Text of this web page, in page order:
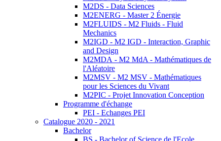
M2DS - Data Sciences
M2ENERG - Master 2 Énergie
M2FLUIDS - M2 Fluids - Fluid
Mechanics
M2IGD - M2 IGD - Interaction, Graphic
and Design
M2MDA - M2 MdA - Mathématiques de
l'Aléatoire
M2MSV - M2 MSV - Mathématiques
pour les Sciences du Vivant
M2PIC - Projet Innovation Conception
Programme d'échange
PEI - Echanges PEI
Catalogue 2020 - 2021
Bachelor
BS - Bachelor of Science de l'Ecole